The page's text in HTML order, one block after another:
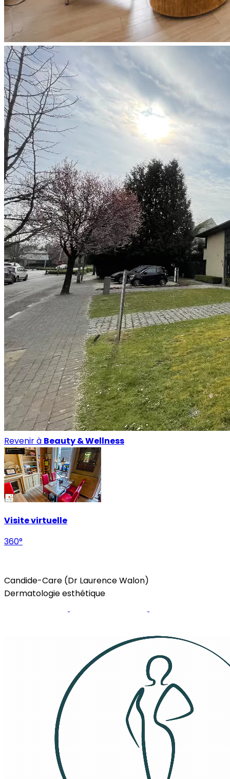
Revenir à Beauty & Wellness
Visite virtuelle
360°
Candide-Care (Dr Laurence Walon)
Dermatologie esthétique